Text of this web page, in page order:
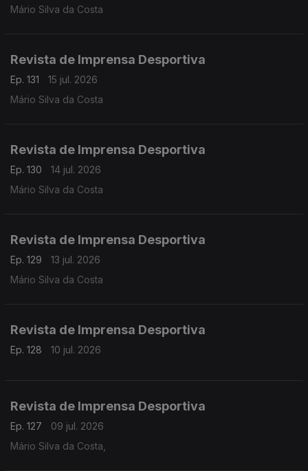
Mário Silva da Costa
Revista de Imprensa Desportiva
Ep. 131
15 jul. 2026
Mário Silva da Costa
Revista de Imprensa Desportiva
Ep. 130
14 jul. 2026
Mário Silva da Costa
Revista de Imprensa Desportiva
Ep. 129
13 jul. 2026
Mário Silva da Costa
Revista de Imprensa Desportiva
Ep. 128 10 jul. 2026
Revista de Imprensa Desportiva
Ep. 127
09 jul. 2026
Mário Silva da Costa,